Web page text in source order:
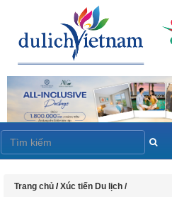
Trang chủ /Xúc tiến Du lịch /